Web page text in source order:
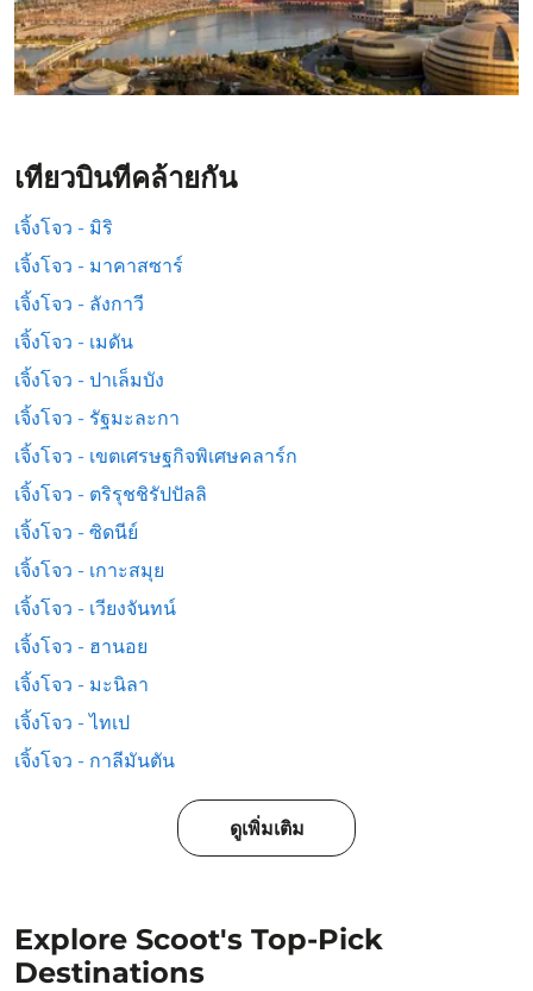
เที่ยวบินที่คล้ายกัน
เจิ้งโจว - มิริ
เจิ้งโจว - มาคาสซาร์
เจิ้งโจว - ลังกาวี
เจิ้งโจว - เมดัน
เจิ้งโจว - ปาเล็มบัง
เจิ้งโจว - รัฐมะละกา
เจิ้งโจว - เขตเศรษฐกิจพิเศษคลาร์ก
เจิ้งโจว - ตริรุชชิรัปปัลลิ
เจิ้งโจว - ซิดนีย์
เจิ้งโจว - เกาะสมุย
เจิ้งโจว - เวียงจันทน์
เจิ้งโจว - ฮานอย
เจิ้งโจว - มะนิลา
เจิ้งโจว - ไทเป
เจิ้งโจว - กาลีมันตัน
ดูเพิ่มเติม
Explore Scoot's Top-Pick
Destinations